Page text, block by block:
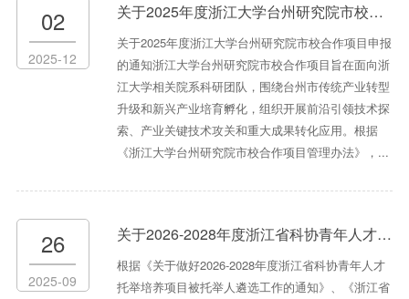
02
2025-12
关于2025年度浙江大学台州研究院市校合作项目申报的通知
关于2025年度浙江大学台州研究院市校合作项目申报
的通知浙江大学台州研究院市校合作项目旨在面向浙
江大学相关院系科研团队，围绕台州市传统产业转型
升级和新兴产业培育孵化，组织开展前沿引领技术探
索、产业关键技术攻关和重大成果转化应用。根据
《浙江大学台州研究院市校合作项目管理办法》，...
26
2025-09
关于2026-2028年度浙江省科协青年人才托举培养项目被托举人遴选结果公示
根据《关于做好2026-2028年度浙江省科协青年人才
托举培养项目被托举人遴选工作的通知》、《浙江省